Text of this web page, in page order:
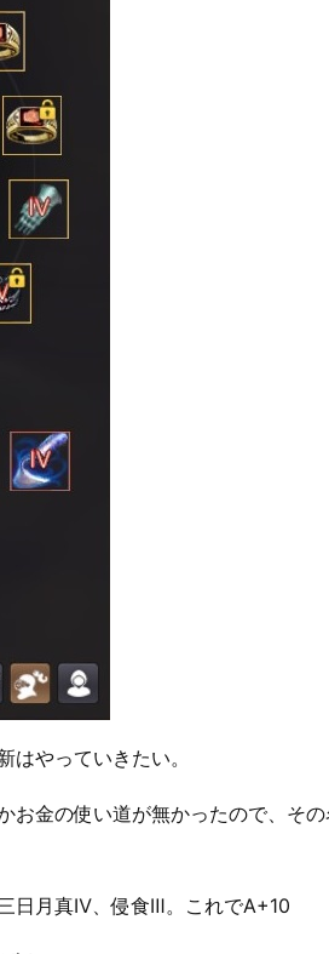
やっていきたい。
お金の使い道が無かったので、そ
日月真Ⅳ、侵食Ⅲ。これでA+10